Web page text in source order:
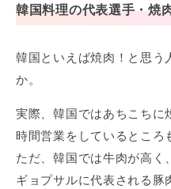
韓国料理の代表選手・焼
韓国といえば焼肉！と思う
か。
実際、韓国ではあちこちに
時間営業をしているところ
ただ、韓国では牛肉が高く
ギョプサルに代表される豚